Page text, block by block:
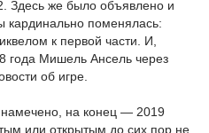
Здесь же было объявлено и
кардинально поменялась:
к первой части. И,
года Мишель Ансель через
об игре.
намечено, на конец — 2019
или открытым до сих пор не